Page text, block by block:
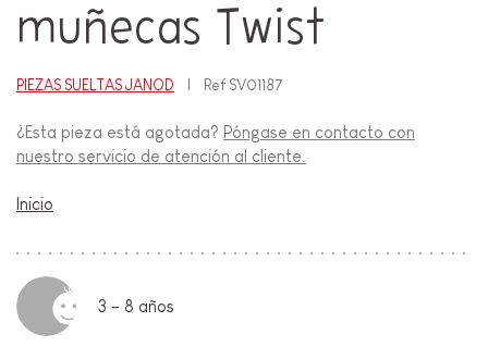
muñecas Twist
PIEZAS SUELTAS JANOD Ref SV01187
¿Esta pieza está agotada? Póngase en contacto con
nuestro servicio de atención al cliente.
Inicio
3 - 8 años